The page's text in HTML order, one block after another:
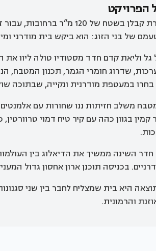
הפרויקט
דירת קבלן בשטח של 120
של בני הזוג: הוא ביקש בית מודרני
גל וליאת קדם חדד מסטודיו טולה ליוו
שדרוג חומרי הגמר, תכנון המטבח,
בחרו במעטפת מודרנית ונקייה, שבתוכה
משלב חזיתות ננו שחורות עם
קמין בגוון כהה עם קיר טיח דמוי
חדר השינה ממשיך את הדיאלוג בין
בכניסה תוכנן ארון אחסון גדול
היא בית שמצליח לחבר בין שני
והרמונית.